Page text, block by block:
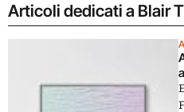
Articoli dedicati a Blair